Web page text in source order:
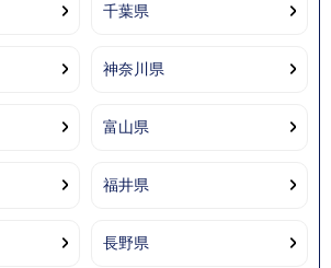
千葉県
神奈川県
富山県
福井県
長野県